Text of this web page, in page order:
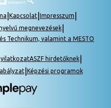
Kapcsolat Impresszum
megnevezések|
Technikum, valamint a MESTO
ASZF hirdetőknek|
| Képzési programok